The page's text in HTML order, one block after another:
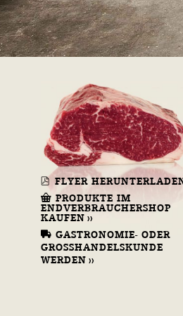
FLYER
PRODUKTE IM
ENDVERBRAUCHERSHOP
KAUFEN
GASTRONOMIE- ODER
GROSSHANDELSKUNDE
WERDEN